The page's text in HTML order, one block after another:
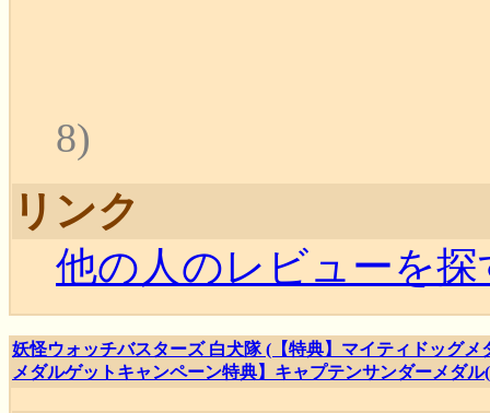
8)
リンク
他の人のレビューを探
妖怪ウォッチバスターズ 白犬隊 (【特典】マイティドッグ
メダルゲットキャンペーン特典】キャプテンサンダーメダル